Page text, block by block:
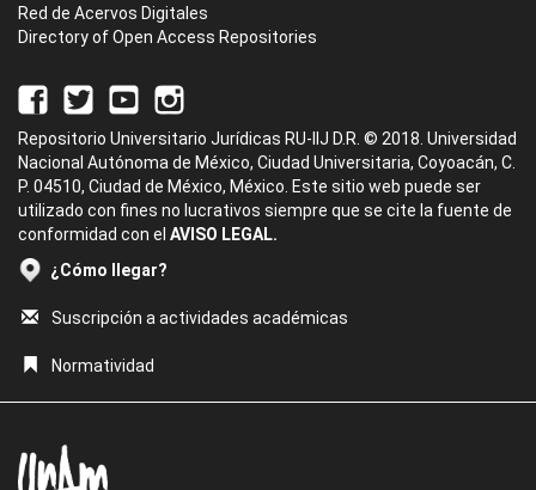
Red de Acervos Digitales
Directory of Open Access Repositories
Repositorio Universitario Jurídicas RU-IIJ D.R. © 2018. Universidad
Nacional Autónoma de México, Ciudad Universitaria, Coyoacán, C.
P. 04510, Ciudad de México, México. Este sitio web puede ser
utilizado con fines no lucrativos siempre que se cite la fuente de
conformidad con el AVISO LEGAL.
¿Cómo llegar?
Suscripción a actividades académicas
Normatividad